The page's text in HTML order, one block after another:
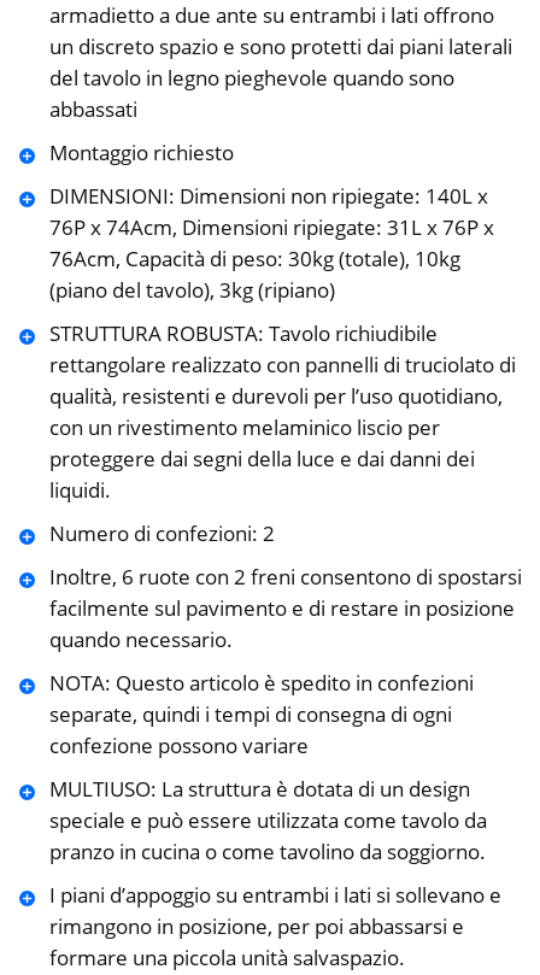
armadietto a due ante su entrambi i lati offrono
un discreto spazio e sono protetti dai piani laterali
del tavolo in legno pieghevole quando sono
abbassati
Montaggio richiesto
DIMENSIONI: Dimensioni non ripiegate: 140L x
76P x 74Acm, Dimensioni ripiegate: 31L x 76P x
76Acm, Capacità di peso: 30kg (totale), 10kg
(piano del tavolo), 3kg (ripiano)
STRUTTURA ROBUSTA: Tavolo richiudibile
rettangolare realizzato con pannelli di truciolato di
qualità, resistenti e durevoli per l’uso quotidiano,
con un rivestimento melaminico liscio per
proteggere dai segni della luce e dai danni dei
liquidi.
Numero di confezioni: 2
Inoltre, 6 ruote con 2 freni consentono di spostarsi
facilmente sul pavimento e di restare in posizione
quando necessario.
NOTA: Questo articolo è spedito in confezioni
separate, quindi i tempi di consegna di ogni
confezione possono variare
MULTIUSO: La struttura è dotata di un design
speciale e può essere utilizzata come tavolo da
pranzo in cucina o come tavolino da soggiorno.
I piani d’appoggio su entrambi i lati si sollevano e
rimangono in posizione, per poi abbassarsi e
formare una piccola unità salvaspazio.